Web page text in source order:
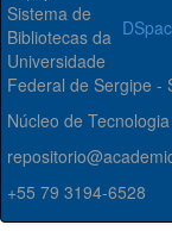
Sistema de
Bibliotecas da
Universidade
Federal de Sergipe -
Núcleo de
+55 79 3194-6528